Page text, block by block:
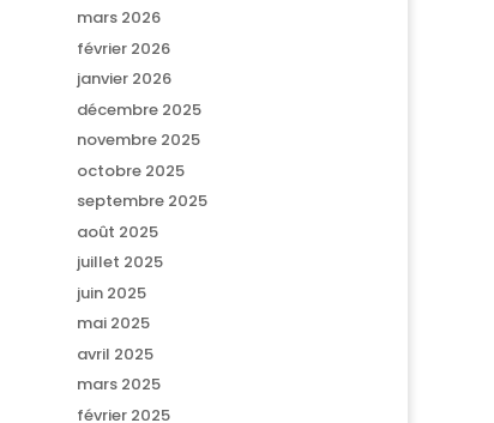
mars 2026
février 2026
janvier 2026
décembre 2025
novembre 2025
octobre 2025
septembre 2025
août 2025
juillet 2025
juin 2025
mai 2025
avril 2025
mars 2025
février 2025